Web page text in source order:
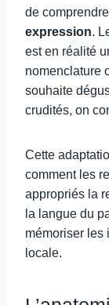
de
expression.
est en réalité
nomenclature
souhaite
crudités, on
Cette
comment les
appropriés la
la langue du
mémoriser les
locale.